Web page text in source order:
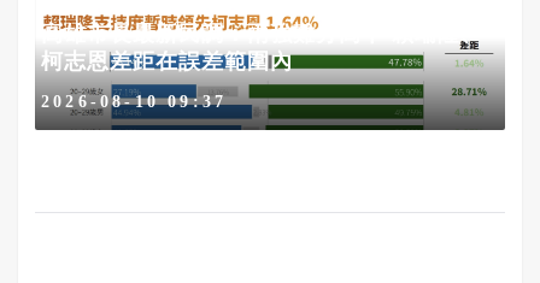
高雄市長最新民調：兩強難分高下 賴瑞隆、
柯志恩差距在誤差範圍內
2026-08-10 09:37